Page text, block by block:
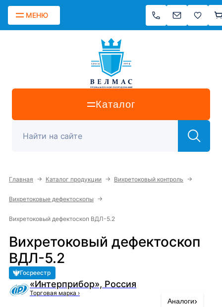
МЕНЮ
Каталог
Главная → Каталог продукции → Вихретоковый контроль →
Вихретоковые дефектоскопы →
Вихретоковый дефектоскоп ВДЛ-5.2
Вихретоковый дефектоскоп
ВДЛ-5.2
Госреестр
«Интерприбор», Россия
Торговая марка ›
Аналоги›